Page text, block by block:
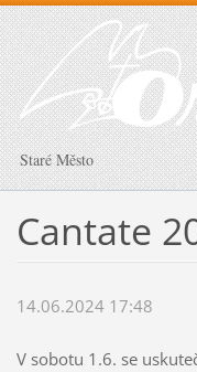
Staré Město
Cantate
14.06.2024 17:48
V sobotu 1.6. se